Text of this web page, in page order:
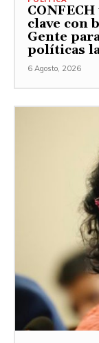
clave con
Gente
políticas
6 Agosto, 2026